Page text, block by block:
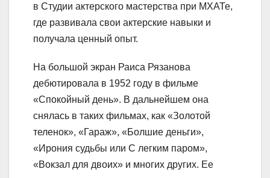
в Студии актерского мастерства при МХАТе,
где развивала свои актерские навыки и
получала ценный опыт.
На большой экран Раиса Рязанова
дебютировала в 1952 году в фильме
«Спокойный день». В дальнейшем она
снялась в таких фильмах, как «Золотой
теленок», «Гараж», «Болшие деньги»,
«Ирония судьбы или С легким паром»,
«Вокзал для двоих» и многих других. Ее